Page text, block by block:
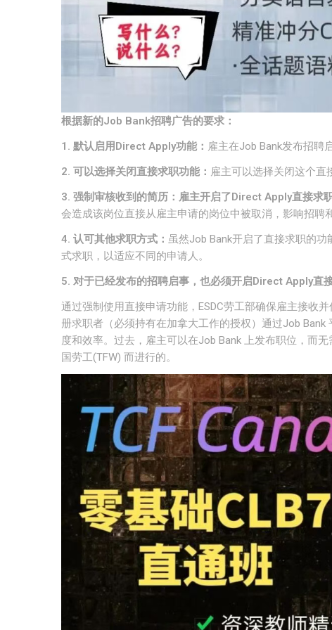
根据新的Job Bank招聘广告的要求：
1. 默认启用Direct Apply功能： 雇主在Job Bank发布招聘
2. 可以选择关闭直接求职功能： 雇主可以选择关闭这个直
3. 强制审核收到的简历：雇主开启了Direct Apply直接求
会造成该岗位直接从雇主申请的岗位中被取消，影响招聘
4. 认可其他求职方式： 虽然Job Bank开启了直接求职的
式求职，以适应不同的申请人。
5. 对于已经发布的招聘启事，也必须开启Direct Apply直
通过强制使用直接申请功能，ESDC劳工部确保雇主接收
册求职者（必须持有在加拿大工作的授权）通过Job
度和效率。过去，雇主可以在Job Bank 上发布职位，而
国劳工(TFW) 而进行的。